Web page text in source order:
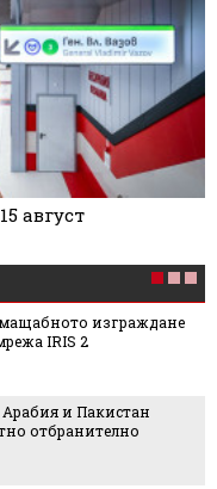
август
изграждане
IRIS 2
и Пакистан
отбранително